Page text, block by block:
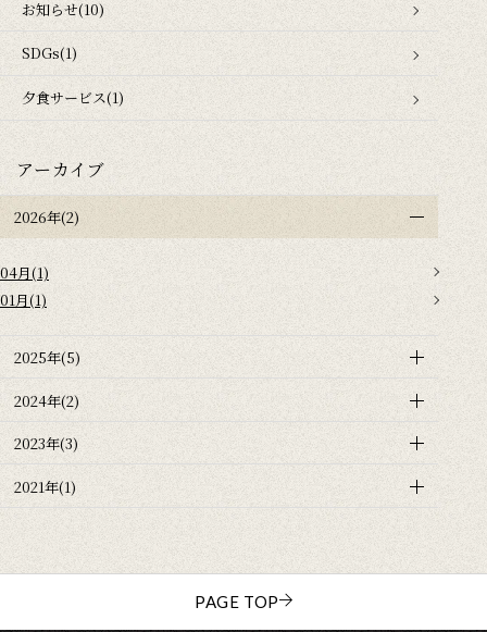
お知らせ(10)
SDGs(1)
夕食サービス(1)
アーカイブ
2026年(2)
04月(1)
01月(1)
2025年(5)
2024年(2)
2023年(3)
2021年(1)
PAGE TOP